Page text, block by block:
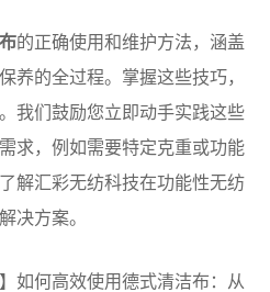
的正确使用和维护方法，涵盖
养的全过程。掌握这些技巧，
我们鼓励您立即动手实践这些
求，例如需要特定克重或功能
解汇彩无纺科技在功能性无纺
决方案。
如何高效使用德式清洁布：从